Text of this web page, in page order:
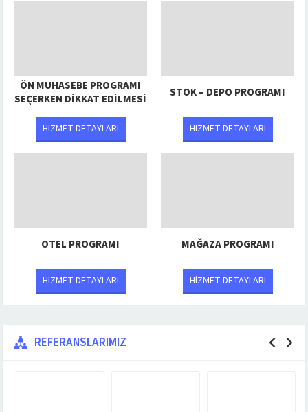
ÖN MUHASEBE PROGRAMI
SEÇERKEN DIKKAT EDILMESI
HİZMET DETAYLARI
STOK – DEPO PROGRAMI
HİZMET DETAYLARI
OTEL PROGRAMI
HİZMET DETAYLARI
MAĞAZA PROGRAMI
HİZMET DETAYLARI
REFERANSLARIMIZ